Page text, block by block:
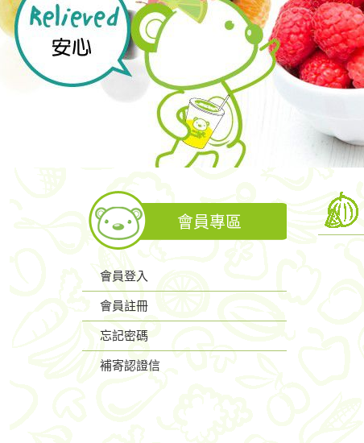
會員專區
會員登入
會員註冊
忘記密碼
補寄認證信